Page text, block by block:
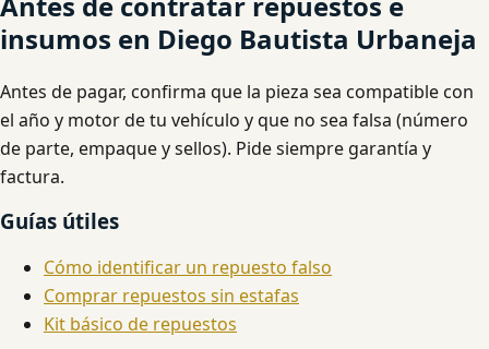
insumos en Diego Bautista Urbaneja
Antes de pagar, confirma que la pieza sea compatible con
el año y motor de tu vehículo y que no sea falsa (número
de parte, empaque y sellos). Pide siempre garantía y
factura.
Guías útiles
Cómo identificar un repuesto falso
Comprar repuestos sin estafas
Kit básico de repuestos